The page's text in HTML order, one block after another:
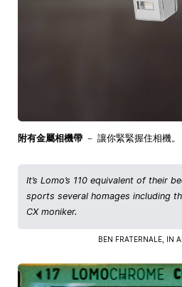
附有金屬相機帶 － 讓你緊緊握住相機。
It’s Lomo’s 110 equivalent of their
sports several homages including
CX moniker.
BEN FRATERNALE, IN